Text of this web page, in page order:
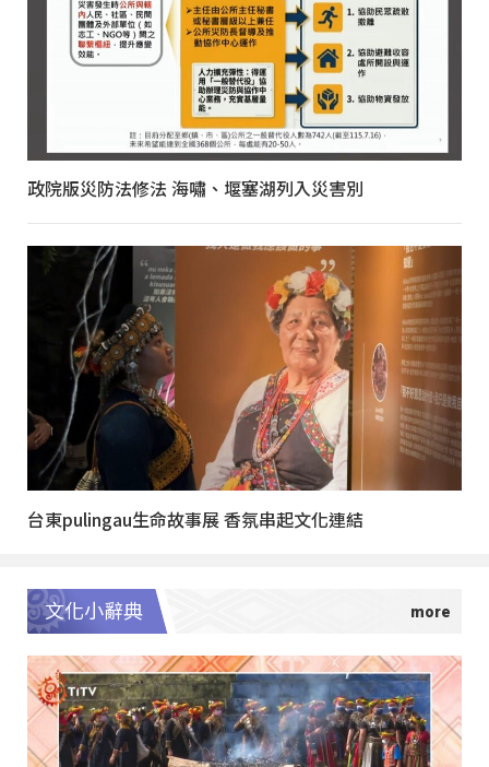
政院版災防法修法 海嘯、堰塞湖列入災害別
台東pulingau生命故事展 香氛串起文化連結
文化小辭典